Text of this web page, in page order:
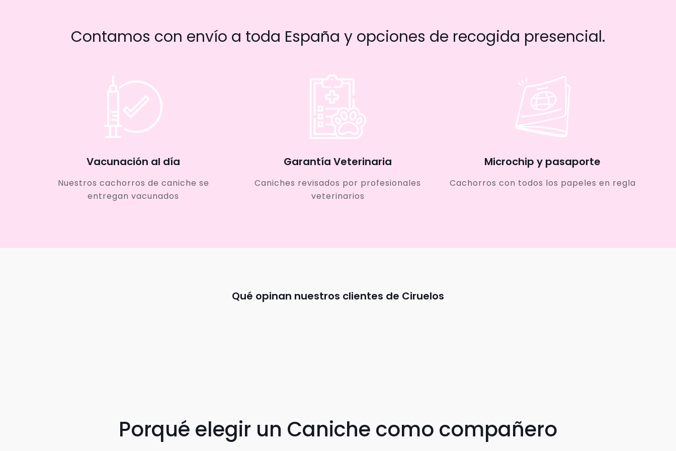
Contamos con envío a toda España y opciones de recogida presencial.
Vacunación al día
Nuestros cachorros de caniche se
entregan vacunados
Garantía Veterinaria
Caniches revisados por profesionales
veterinarios
Microchip y pasaporte
Cachorros con todos los papeles en regla
Qué opinan nuestros clientes de Ciruelos
Porqué elegir un Caniche como compañero